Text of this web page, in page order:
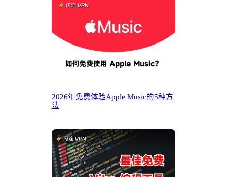
2026年免费体验Apple Music的5种方
法